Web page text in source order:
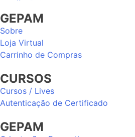
GEPAM
Sobre
Loja Virtual
Carrinho de Compras
CURSOS
Cursos / Lives
Autenticação de Certificado
GEPAM